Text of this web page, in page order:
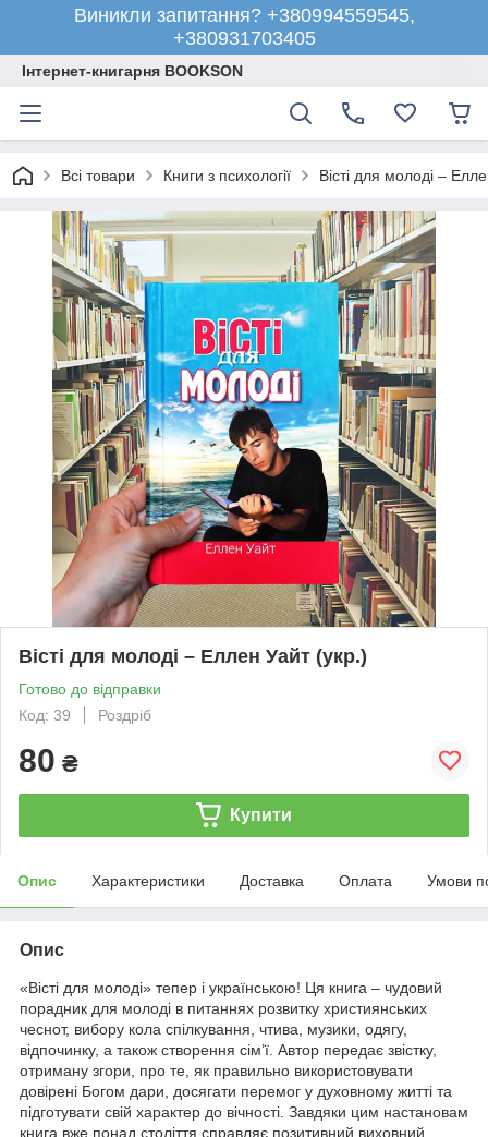
Виникли запитання? +380994559545,
+380931703405
Інтернет-книгарня BOOKSON
Всі товари Книги з психології Вісті для молоді –
Вісті для молоді – Еллен Уайт (укр.)
Готово до відправки
Код: 39
Роздріб
80 ₴
Купити
Опис Характеристики Доставка Оплата Умови
Опис
«Вісті для молоді» тепер і українською! Ця книга – чудовий
порадник для молоді в питаннях розвитку християнських
чеснот, вибору кола спілкування, чтива, музики, одягу,
відпочинку, а також створення сім’ї. Автор передає звістку,
отриману згори, про те, як правильно використовувати
довірені Богом дари, досягати перемог у духовному житті та
підготувати свій характер до вічності. Завдяки цим настановам
книга вже понад століття справляє позитивний виховний